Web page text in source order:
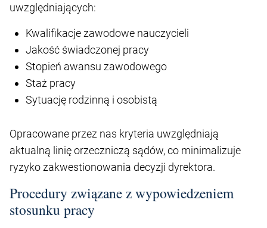
uwzględniających:
Kwalifikacje zawodowe nauczycieli
Jakość świadczonej pracy
Stopień awansu zawodowego
Staż pracy
Sytuację rodzinną i osobistą
Opracowane przez nas kryteria uwzględniają
aktualną linię orzeczniczą sądów, co minimalizuje
ryzyko zakwestionowania decyzji dyrektora.
Procedury związane z wypowiedzeniem
stosunku pracy